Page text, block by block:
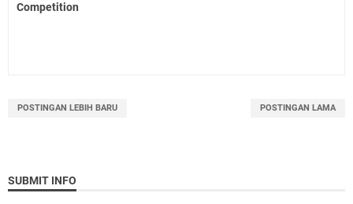
Competition
POSTINGAN LEBIH BARU POSTINGAN LAMA
SUBMIT INFO